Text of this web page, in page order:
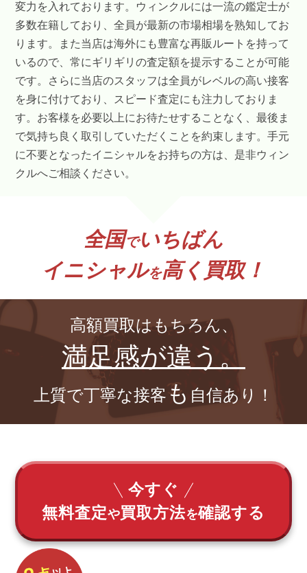
変力を入れております。ウィンクルには一流の鑑定士が
多数在籍しており、全員が最新の市場相場を熟知してお
ります。また当店は海外にも豊富な再販ルートを持って
いるので、常にギリギリの査定額を提示することが可能
です。さらに当店のスタッフは全員がレベルの高い接客
を身に付けており、スピード査定にも注力しておりま
す。お客様を必要以上にお待たせすることなく、最後ま
で気持ち良く取引していただくことを約束します。手元
に不要となったイニシャルをお持ちの方は、是非ウィン
クルへご相談ください。
全国でいちばん
イニシャルを高く買取！
高額買取はもちろん、
満足感が違う。
上質で丁寧な接客 も 自信あり！
今すぐ
無料査定や買取方法を確認する